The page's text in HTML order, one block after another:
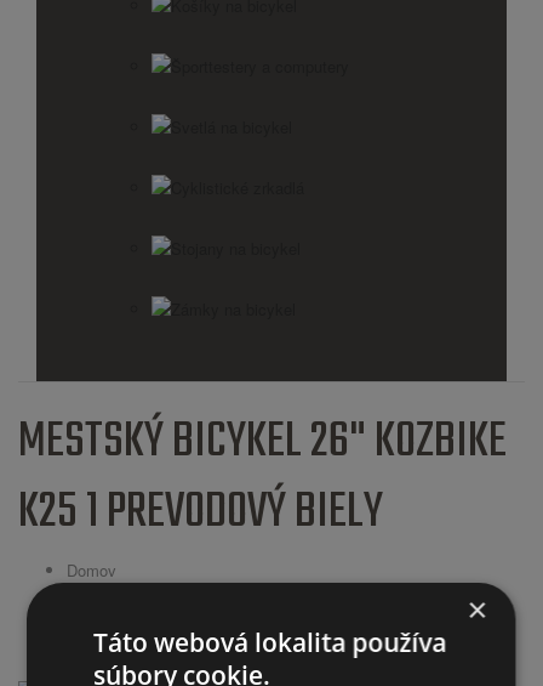
MESTSKÝ BICYKEL 26" KOZBIKE
K25 1 PREVODOVÝ BIELY
Domov
Retro bicykle KOZBIKE 26"
Mestský bicykel 26" Kozbike K25 1 prevodový Biely
×
Táto webová lokalita používa
súbory cookie.